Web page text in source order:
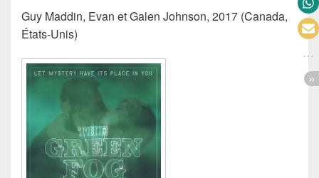
Guy Maddin, Evan et Galen Johnson, 2017 (Canada,
États-Unis)